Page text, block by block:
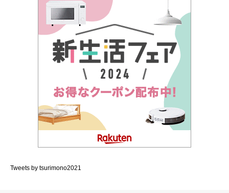
Tweets by tsurimono2021